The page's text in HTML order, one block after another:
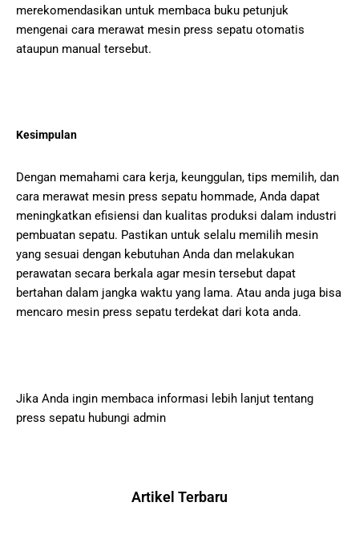
merekomendasikan untuk membaca buku petunjuk
mengenai cara merawat mesin press sepatu otomatis
ataupun manual tersebut.
Kesimpulan
Dengan memahami cara kerja, keunggulan, tips memilih, dan
cara merawat mesin press sepatu hommade, Anda dapat
meningkatkan efisiensi dan kualitas produksi dalam industri
pembuatan sepatu. Pastikan untuk selalu memilih mesin
yang sesuai dengan kebutuhan Anda dan melakukan
perawatan secara berkala agar mesin tersebut dapat
bertahan dalam jangka waktu yang lama. Atau anda juga bisa
mencaro mesin press sepatu terdekat dari kota anda.
Jika Anda ingin membaca informasi lebih lanjut tentang
press sepatu hubungi admin
Artikel Terbaru